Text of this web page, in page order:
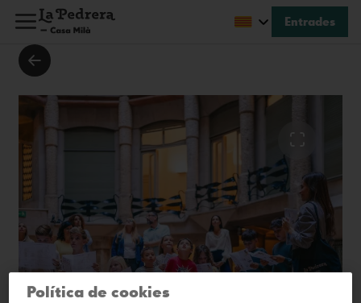
Entrades
Adult
Nen (menos 3 anys)
Política de cookies